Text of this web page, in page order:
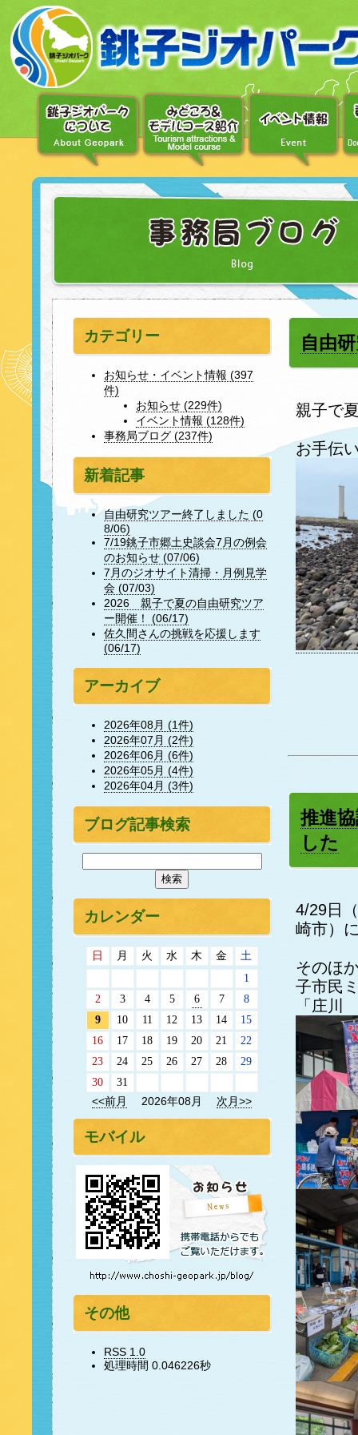
ュ
ー
自由
親子で
お手伝
推進
した
4/29日
崎市）
そのほ
子市民
「庄川
カテゴリー
お知らせ・イベント情報 (397
件)
お知らせ (229件)
イベント情報 (128件)
事務局ブログ (237件)
新着記事
自由研究ツアー終了しました (0
8/06)
7/19銚子市郷土史談会7月の例会
のお知らせ (07/06)
7月のジオサイト清掃・月例見学
会 (07/03)
2026 親子で夏の自由研究ツア
ー開催！ (06/17)
佐久間さんの挑戦を応援します
(06/17)
アーカイブ
2026年08月 (1件)
2026年07月 (2件)
2026年06月 (6件)
2026年05月 (4件)
2026年04月 (3件)
ブログ記事検索
カレンダー
日 月 火 水 木 金
土
1
2
3 4 5 6 7
8
9
10 11 12 13 14
15
16
17 18 19 20 21
22
23
24 25 26 27 28
29
30
31
<<前月
2026年08月 次月>>
モバイル
その他
RSS 1.0
処理時間 0.046226秒